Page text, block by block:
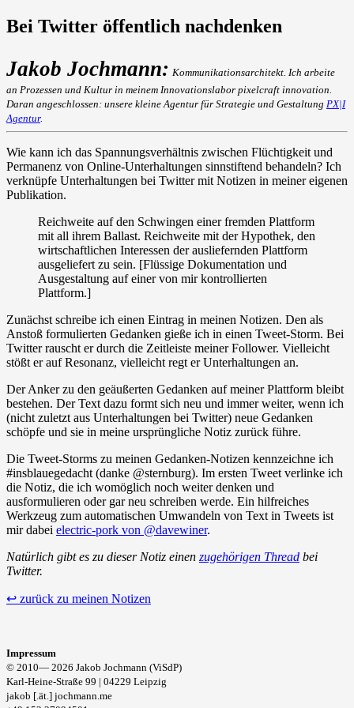
Bei Twitter öffentlich nachdenken
Jakob Jochmann: Kommunikations­architekt. Ich arbeite
an Prozessen und Kultur in meinem Innovations­labor pixelcraft innovation
Daran angeschlossen: unsere kleine Agentur für Strategie und Gestaltung PX|I
Agentur.
Wie kann ich das Spannungsverhältnis zwischen Flüchtigkeit und
Permanenz von Online-Unterhaltungen sinnstiftend behandeln? Ich
verknüpfe Unterhaltungen bei Twitter mit Notizen in meiner eigenen
Publikation.
Reichweite auf den Schwingen einer fremden Plattform
mit all ihrem Ballast. Reichweite mit der Hypothek, den
wirtschaftlichen Interessen der ausliefernden Plattform
ausgeliefert zu sein. [Flüssige Dokumentation und
Ausgestaltung auf einer von mir kontrollierten
Plattform.]
Zunächst schreibe ich einen Eintrag in meinen Notizen. Den als
Anstoß formulierten Gedanken gieße ich in einen Tweet-Storm. Bei
Twitter rauscht er durch die Zeitleiste meiner Follower. Vielleicht
stößt er auf Resonanz, vielleicht regt er Unterhaltungen an.
Der Anker zu den geäußerten Gedanken auf meiner Plattform bleibt
bestehen. Der Text dazu formt sich neu und immer weiter, wenn ich
(nicht zuletzt aus Unterhaltungen bei Twitter) neue Gedanken
schöpfe und sie in meine ursprüngliche Notiz zurück führe.
Die Tweet-Storms zu meinen Gedanken-Notizen kennzeichne ich
#insblauegedacht (danke @sternburg). Im ersten Tweet verlinke ich
die Notiz, die ich womöglich noch weiter denken und
ausformulieren oder gar neu schreiben werde. Ein hilfreiches
Werkzeug zum automatischen Umwandeln von Text in Tweets ist
mir dabei electric-pork von @davewiner.
Natürlich gibt es zu dieser Notiz einen zugehörigen Thread bei
Twitter.
↩ zurück zu meinen Notizen
Impressum
© 2010— 2026 Jakob Jochmann (ViSdP)
Karl-Heine-Straße 99 | 04229 Leipzig
jakob [.ät.] jochmann.me